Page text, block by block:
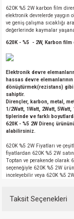
620K %5 2W karbon film
elektronik devrelerde yaygın
ve geniş çalışma sıcaklığı
değerlerinde kaymalar
620K - %5 - 2W, Karbon film
Elektronik devre
hassas devre
dönüştürmek(rezistans) gibi
sahiptir.
Dirençler, karbon, metal,
1/2Watt, 1Watt, 2Watt,
tiplerinde ve farklı
620K - %5 2W Direnç
alabilirsiniz.
620K %5 2W Fiyatları ve
fiyatlardan 620K %5 2W
Toptan ve perakende olarak
seçeneğiyle 620K %5 2W
inceleyebilir veya 620K %5
Taksit Seçenekleri